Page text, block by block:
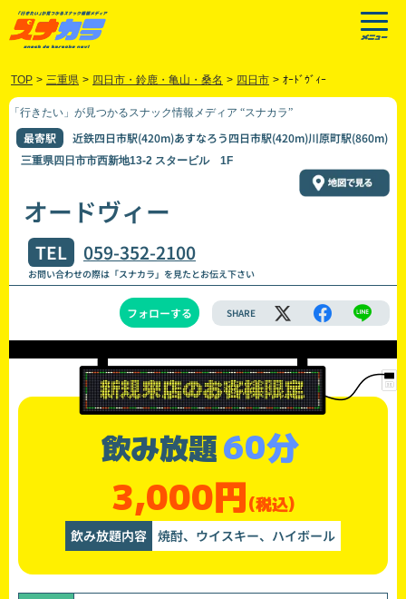
TOP > 三重県 > 四日市・鈴鹿・亀山・桑名 > 四日市 > ｵｰﾄﾞｳﾞｨｰ
「行きたい」が見つかるスナック情報メディア “スナカラ”
最寄駅 近鉄四日市駅(420m)あすなろう四日市駅(420m)川原町駅(860m)
三重県四日市市西新地13-2 スタービル 1F
オードヴィー
TEL 059-352-2100
お問い合わせの際は「スナカラ」を見たとお伝え下さい
フォローする SHARE
飲み放題60分
3,000円(税込)
飲み放題内容 焼酎、ウイスキー、ハイボール